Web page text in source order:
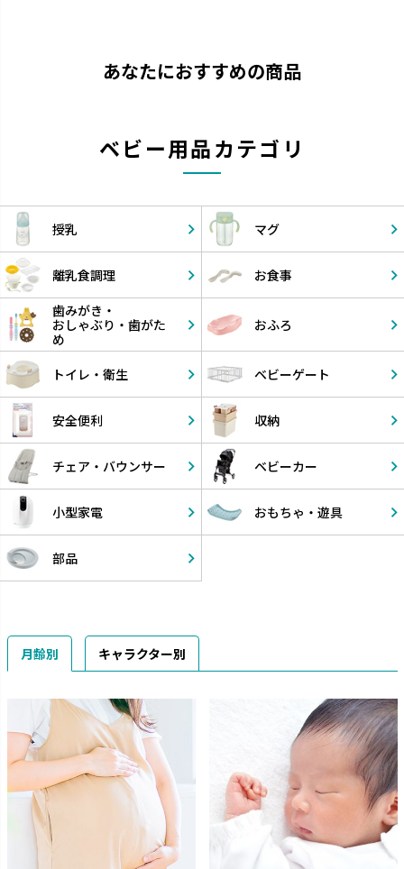
あなたにおすすめの商品
ベビー用品カテゴリ
授乳 マグ
離乳食調理
お食事
歯みがき・
おしゃぶり・ 歯がた
め
おふろ
トイレ・衛生 ベビーゲート
安全便利 収納
チェア・ バウンサー ベビーカー
小型家電 おもちゃ・ 遊具
部品
月齢別 キャラクター別